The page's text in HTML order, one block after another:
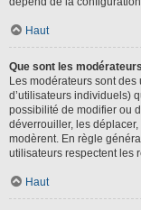
Haut
Que sont les
Les modérateurs sont
d’utilisateurs individuels)
possibilité de modifier ou
déverrouiller, les
modèrent. En règle
utilisateurs respectent les
Haut